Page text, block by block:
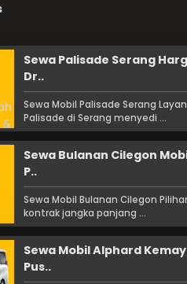
Sewa Palisade Serang
Dr..
Sewa Mobil Palisade Serang
Palisade di Serang menyedi ...
Sewa Bulanan Cilegon
P..
Sewa Mobil Bulanan Cilegon
kontrak jangka panjang ...
Sewa Mobil Alphard
Pus..